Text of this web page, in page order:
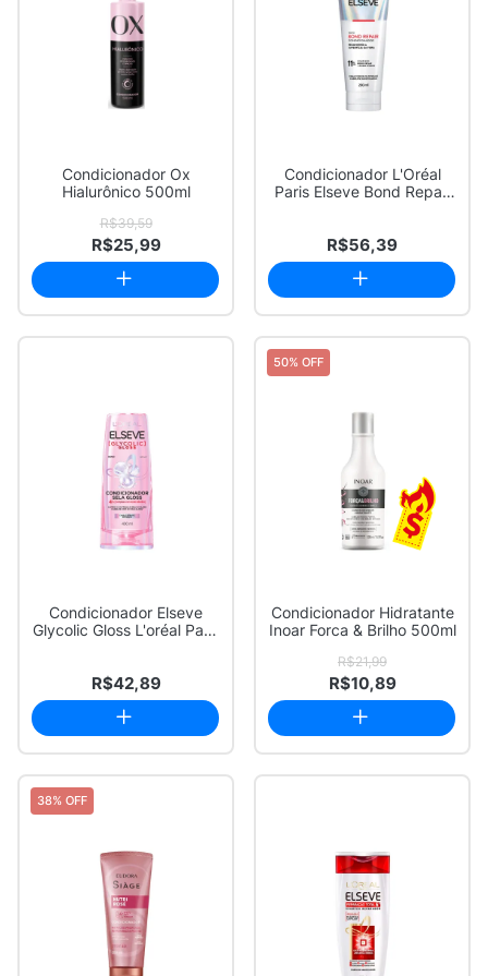
Condicionador Ox
Hialurônico 500ml
R$39,59
R$25,99
Condicionador L'Oréal
Paris Elseve Bond Repair
R$56,39
Condicionador Elseve
Glycolic Gloss L'oréal Paris
R$42,89
50% OFF
Condicionador Hidratante
Inoar Forca & Brilho 500ml
R$21,99
R$10,89
38% OFF